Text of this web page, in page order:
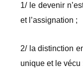
1/ le devenir
et l’assignation ;
2/ la distinction
unique et le vécu